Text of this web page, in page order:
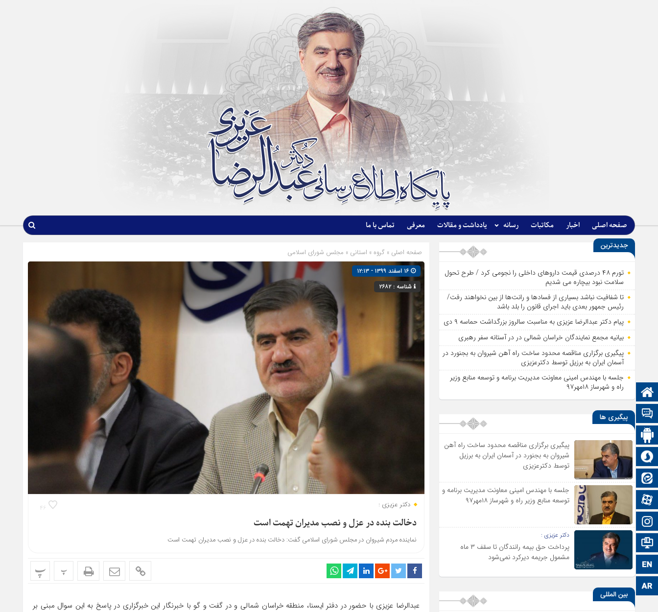
صفحه اصلی اخبار مکاتبات رسانه یادداشت و مقالات معرفی تماس با ما
صفحه نخست
تالار گفتمان
سروش
ایتا
اینستاگرام
اطلاعات سایت
زبان انگلیسی
زبان عربی
صفحه اصلی » گروه » استانی » مجلس شورای اسلامی
شناسه : ۲۶۸۲
۴۶ دکتر عزیزی :
دخالت بنده در عزل و نصب مدیران تهمت است
نماینده مردم شیروان در مجلس شورای اسلامی گفت: دخالت بنده در عزل و نصب مدیران تهمت است
پ پ
عبدالرضا عزیزی با حضور در دفتر ایسنا، منطقه خراسان شمالی و در گفت و گو با خبرنگار این خبرگزاری در پاسخ به این سوال مبنی بر
جدیدترین
تورم ۴۸ درصدی قیمت داروهای داخلی را نجومی کرد / طرح تحول
سلامت نبود بیچاره می شدیم
تا شفافیت نباشد بسیاری از فساد‌ها و رانت‌ها از بین نخواهند رفت/
رئیس جمهور بعدی باید اجرای قانون را بلد باشد
پیام دکتر عبدالرضا عزیزی به مناسبت سالروز بزرگداشت حماسه ۹ دی
بیانیه مجمع نمایندگان خراسان شمالی در در آستانه سفر رهبری
پیگیری برگزاری مناقصه محدود ساخت راه آهن شیروان به بجنورد در
آسمان ایران به برزیل توسط دکترعزیزی
جلسه با مهندس امینی معاونت مدیریت برنامه و توسعه منابع وزیر
راه و شهرساز ۱۸مهر۹۷
پیگیری ها
پیگیری برگزاری مناقصه محدود ساخت راه آهن
شیروان به بجنورد در آسمان ایران به برزیل
توسط دکترعزیزی
جلسه با مهندس امینی معاونت مدیریت برنامه و
توسعه منابع وزیر راه و شهرساز ۱۸مهر۹۷
دکتر عزیزی :
پرداخت حق بیمه رانندگان تا سقف ۳ ماه
مشمول جریمه دیرکرد نمی‌شود
بین المللی